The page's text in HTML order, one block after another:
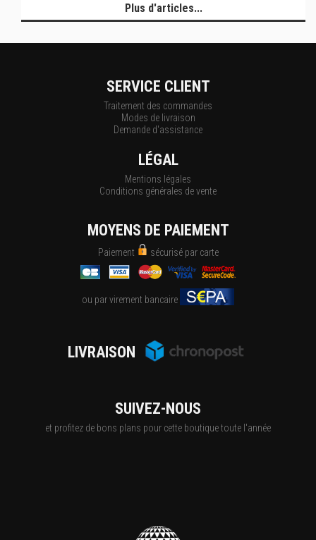
Plus d'articles...
SERVICE CLIENT
Traitement des commandes
Modes de livraison
Demande d'assistance
LÉGAL
Mentions légales
Conditions générales de vente
MOYENS DE PAIEMENT
Paiement sécurisé par carte
ou par virement bancaire
LIVRAISON
SUIVEZ-NOUS
et profitez de bons plans pour cette boutique toute l'année